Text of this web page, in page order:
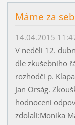
Máme za
14.04.2015
V neděli 12.
dle zkušebního
rozhodčí p.
Jan Orság.
hodnocení
zdolali:Monika